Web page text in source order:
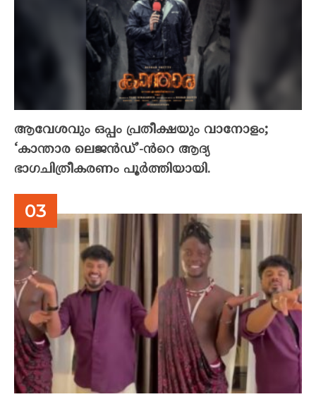
ആവേശവും ഒപ്പം പ്രതീക്ഷയും വാനോളം;
‘കാന്താര ലെജൻഡ്’-ൻറെ ആദ്യ
ഭാഗചിത്രീകരണം പൂർത്തിയായി.